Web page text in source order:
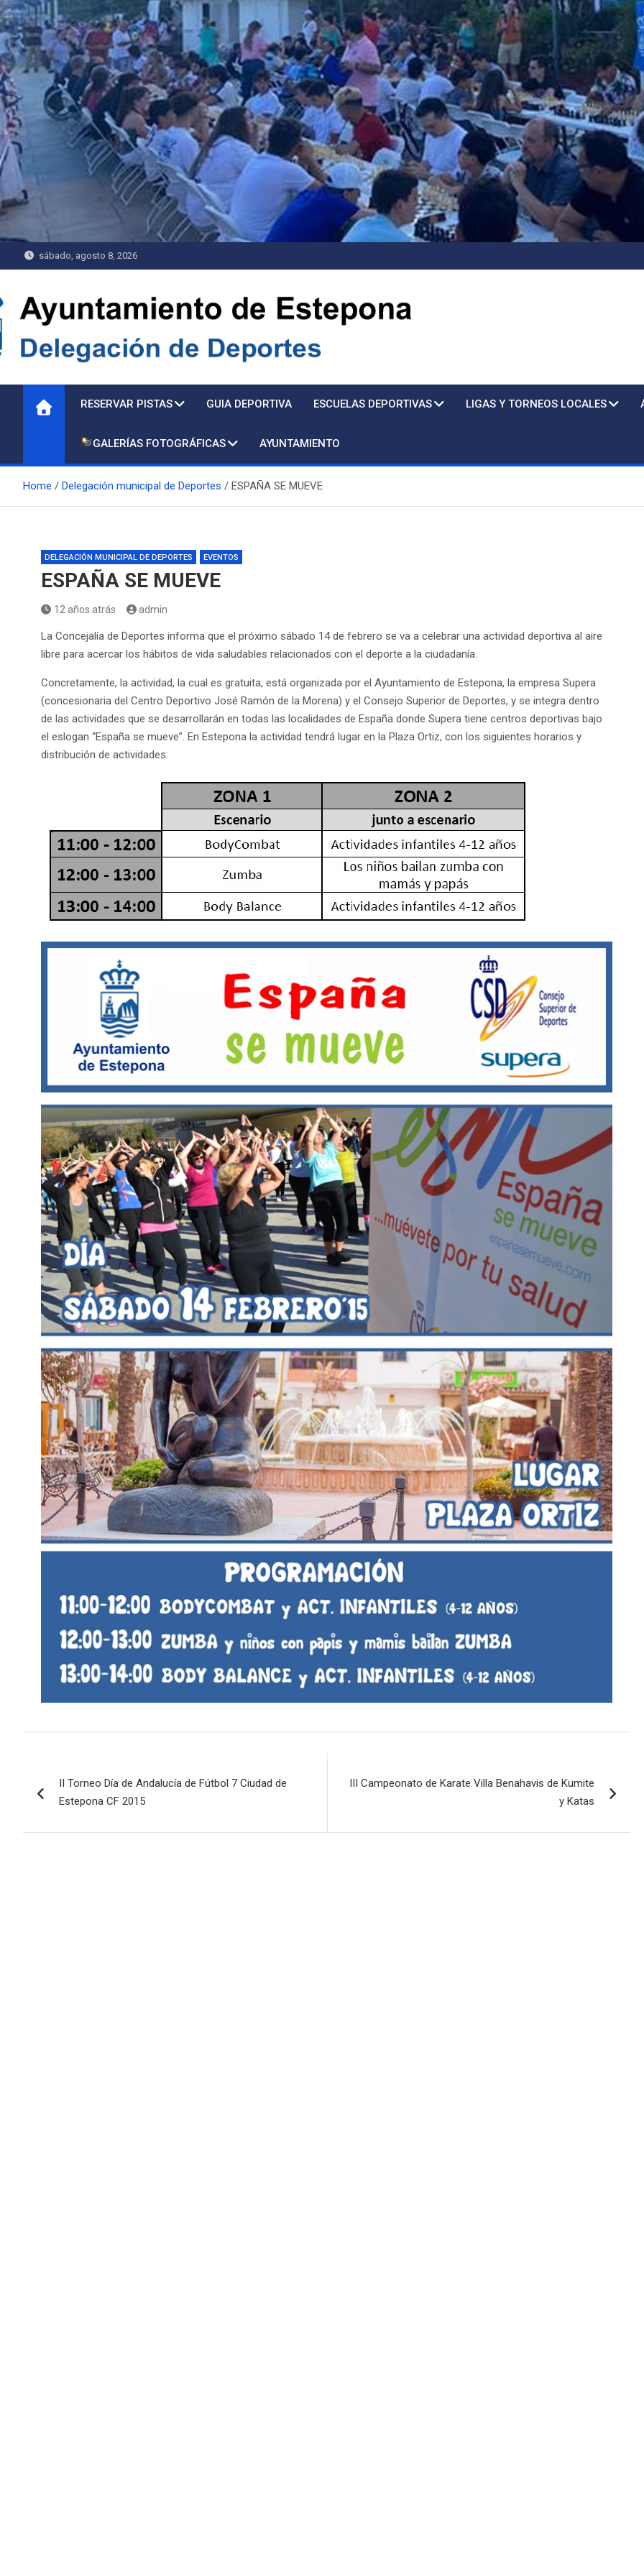
Saltar
al
contenido
sábado, agosto 8, 2026
Delegación de Deportes
RESERVAR PISTAS GUIA DEPORTIVA ESCUELAS DEPORTIVAS LIGAS Y TORNEOS LOCALES
GALERÍAS FOTOGRÁFICAS AYUNTAMIENTO
Home Delegación municipal de Deportes ESPAÑA SE MUEVE
DELEGACIÓN MUNICIPAL DE DEPORTES EVENTOS
ESPAÑA SE MUEVE
12 años atrás admin
La Concejalía de Deportes informa que el próximo sábado 14 de febrero se va a celebrar una actividad deportiva al aire
libre para acercar los hábitos de vida saludables relacionados con el deporte a la ciudadanía.
Concretamente, la actividad, la cual es gratuita, está organizada por el Ayuntamiento de Estepona, la empresa Supera
(concesionaria del Centro Deportivo José Ramón de la Morena) y el Consejo Superior de Deportes, y se integra dentro
de las actividades que se desarrollarán en todas las localidades de España donde Supera tiene centros deportivas bajo
el eslogan “España se mueve”. En Estepona la actividad tendrá lugar en la Plaza Ortiz, con los siguientes horarios y
distribución de actividades:
de
entradas
II Torneo Día de Andalucía de Fútbol 7 Ciudad de
Estepona CF 2015
III Campeonato de Karate Villa Benahavis de Kumite
y Katas
EDM 26-27
EDM 26-27